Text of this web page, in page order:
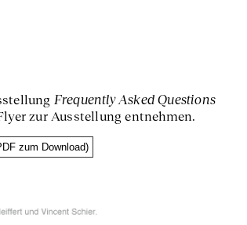
Frequently Asked Questions
zur Ausstellung entnehmen.
zum Download)